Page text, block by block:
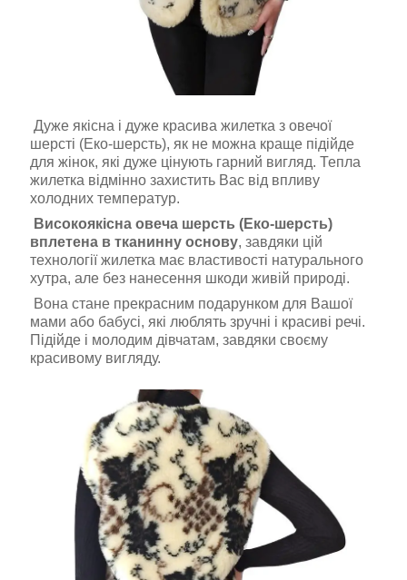
Дуже якісна і дуже красива жилетка з овечої
шерсті (Еко-шерсть), як не можна краще підійде
для жінок, які дуже цінують гарний вигляд. Тепла
жилетка відмінно захистить Вас від впливу
холодних температур.
Високоякісна овеча шерсть (Еко-шерсть)
вплетена в тканинну основу, завдяки цій
технології жилетка має властивості натурального
хутра, але без нанесення шкоди живій природі.
Вона стане прекрасним подарунком для Вашої
мами або бабусі, які люблять зручні і красиві речі.
Підійде і молодим дівчатам, завдяки своєму
красивому вигляду.